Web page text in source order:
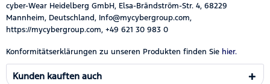
cyber-Wear Heidelberg GmbH, Elsa-Brändström-Str. 4, 68229
Mannheim, Deutschland, Info@mycybergroup.com,
https://mycybergroup.com, +49 621 30 983 0
Konformitätserklärungen zu unseren Produkten finden Sie hier.
Kunden kauften auch